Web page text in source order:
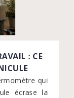
: CE
qui
écrase la